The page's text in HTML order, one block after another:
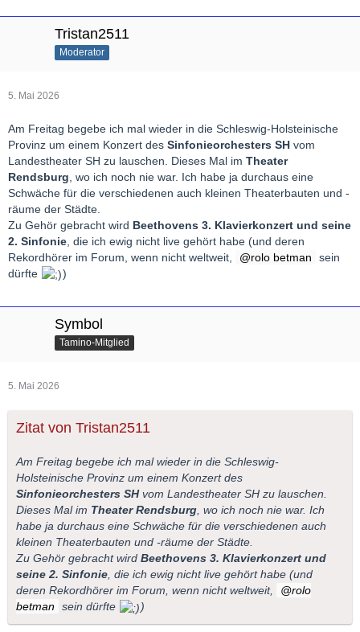
Tristan2511
Moderator
5. Mai 2026
Am Freitag begebe ich mal wieder in die Schleswig-Holsteinische
Provinz um einem Konzert des Sinfonieorchesters SH vom
Landestheater SH zu lauschen. Dieses Mal im Theater
Rendsburg , wo ich noch nie war. Ich habe ja durchaus eine
Schwäche für die verschiedenen auch kleinen Theaterbauten und -
räume der Städte.
Zu Gehör gebracht wird Beethovens 3. Klavierkonzert und seine
2. Sinfonie , die ich ewig nicht live gehört habe (und deren
Rekordhörer im Forum, wenn nicht weltweit,
rolo betman
sein
dürfte
)
Symbol
Tamino-Mitglied
5. Mai 2026
Zitat von Tristan2511
Am Freitag begebe ich mal wieder in die Schleswig-
Holsteinische Provinz um einem Konzert des
Sinfonieorchesters SHvom Landestheater SH zu lauschen.
Dieses Mal im Theater Rendsburg, wo ich noch nie war. Ich
habe ja durchaus eine Schwäche für die verschiedenen auch
kleinen Theaterbauten und -räume der Städte.
Zu Gehör gebracht wird Beethovens 3. Klavierkonzert und
seine 2. Sinfonie, die ich ewig nicht live gehört habe (und
deren Rekordhörer im Forum, wenn nicht weltweit,
rolo
betman sein dürfte )